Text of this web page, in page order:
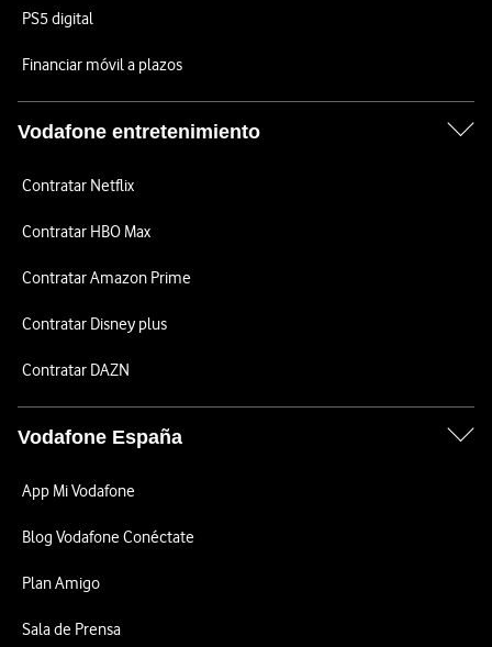
PS5 digital
Financiar móvil a plazos
Vodafone entretenimiento
Contratar Netflix
Contratar HBO Max
Contratar Amazon Prime
Contratar Disney plus
Contratar DAZN
Vodafone España
App Mi Vodafone
Blog Vodafone Conéctate
Plan Amigo
Sala de Prensa